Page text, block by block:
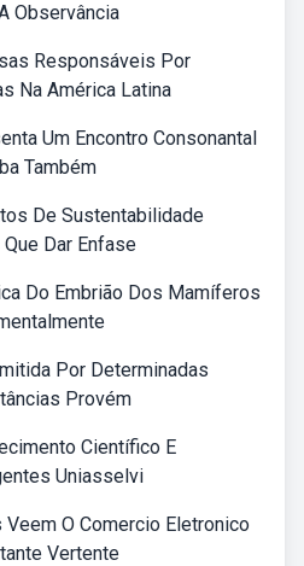
Observância
Responsáveis Por
Na América Latina
Um Encontro Consonantal
Também
De Sustentabilidade
Dar Enfase
Do Embrião Dos Mamíferos
Por Determinadas
Provém
Científico E
Uniasselvi
O Comercio Eletronico
Vertente